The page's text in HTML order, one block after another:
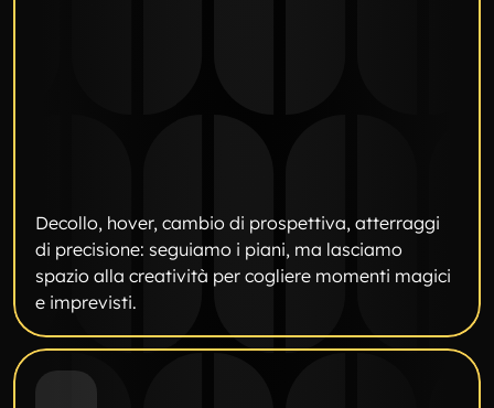
Decollo, hover, cambio di prospettiva, atterraggi
di precisione: seguiamo i piani, ma lasciamo
spazio alla creatività per cogliere momenti magici
e imprevisti.